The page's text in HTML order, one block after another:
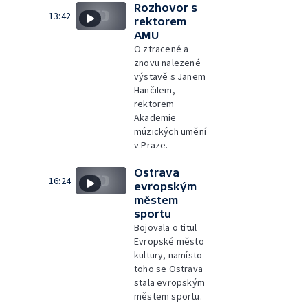
13:42
Rozhovor s
rektorem
AMU
O ztracené a
znovu nalezené
výstavě s Janem
Hančilem,
rektorem
Akademie
múzických umění
v Praze.
16:24
Ostrava
evropským
městem
sportu
Bojovala o titul
Evropské město
kultury, namísto
toho se Ostrava
stala evropským
městem sportu.